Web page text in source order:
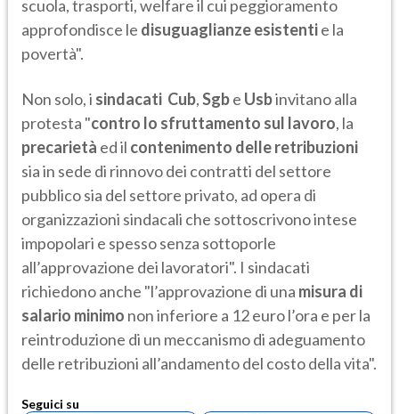
scuola, trasporti, welfare il cui peggioramento
approfondisce le disuguaglianze esistentie la
povertà".
Non solo, i sindacati Cub,Sgbe Usbinvitano alla
protesta "contro lo sfruttamento sul lavoro, la
precarietà ed il contenimento delle retribuzioni
sia in sede di rinnovo dei contratti del settore
pubblico sia del settore privato, ad opera di
organizzazioni sindacali che sottoscrivono intese
impopolari e spesso senza sottoporle
all’approvazione dei lavoratori". I sindacati
richiedono anche "l’approvazione di una misura di
salario minimo non inferiore a 12 euro l’ora e per la
reintroduzione di un meccanismo di adeguamento
delle retribuzioni all’andamento del costo della vita".
Seguici su